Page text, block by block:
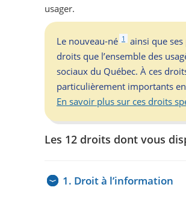
usager.
Le nouveau-né 1
ainsi que
droits que l’ensemble des
sociaux du Québec. À ces
particulièrement importants
En savoir plus sur ces droits
Les 12 droits dont vous
1. Droit à l’information